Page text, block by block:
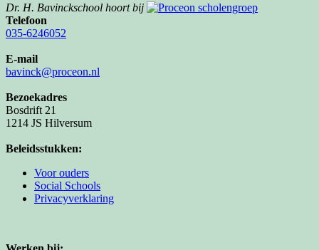
Dr. H. Bavinckschool hoort bij
Telefoon
035-6246052
E-mail
bavinck@proceon.nl
Bezoekadres
Bosdrift 21
1214 JS Hilversum
Beleidsstukken:
Voor ouders
Social Schools
Privacyverklaring